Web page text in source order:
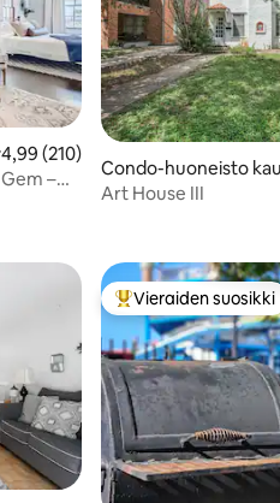
arvio 4,99/5, 210
4,99 (210)
–
Condo-huoneisto
sa San Antonio
Art House III
Vieraiden
Vieraiden suosikki